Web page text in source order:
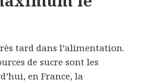
tard dans l’alimentation.
de sucre sont les
en France, la